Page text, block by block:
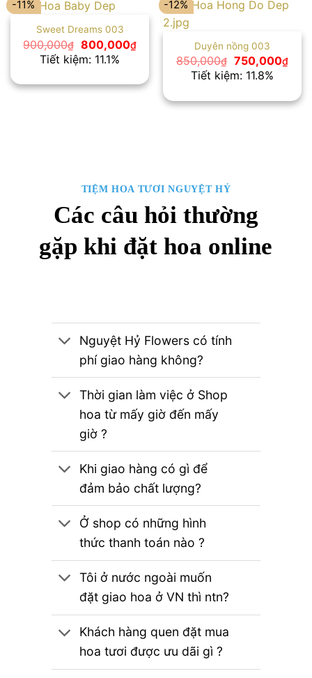
-11%
Sweet Dreams 003
900,000₫ Giá
gốc
là:
800,000₫Giá
hiện
là:
800,000₫.
Tiết kiệm: 11.1%
-12%
Duyên nồng 003
850,000₫ Giá
gốc
là:
750,000₫Giá
hiện
Tiết kiệm: 11.8%
TIỆM HOA TƯƠI NGUYỆT HỶ
Các câu hỏi thường
gặp khi đặt hoa online
Nguyệt Hỷ Flowers có tính
phí giao hàng không?
Thời gian làm việc ở Shop
hoa từ mấy giờ đến mấy
giờ ?
Khi giao hàng có gì để
đảm bảo chất lượng?
Ở shop có những hình
thức thanh toán nào ?
Tôi ở nước ngoài muốn
đặt giao hoa ở VN thì ntn?
Khách hàng quen đặt mua
hoa tươi được ưu dãi gì ?